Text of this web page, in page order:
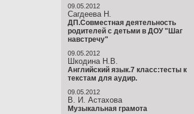
09.05.2012
Сагдеева Н.
ДП.Совместная деятельность
родителей с детьми в ДОУ "Шаг
навстречу"
09.05.2012
Шкодина Н.В.
Английский язык.7 класс:тесты к
текстам для аудир.
09.05.2012
В. И. Астахова
Музыкальная грамота